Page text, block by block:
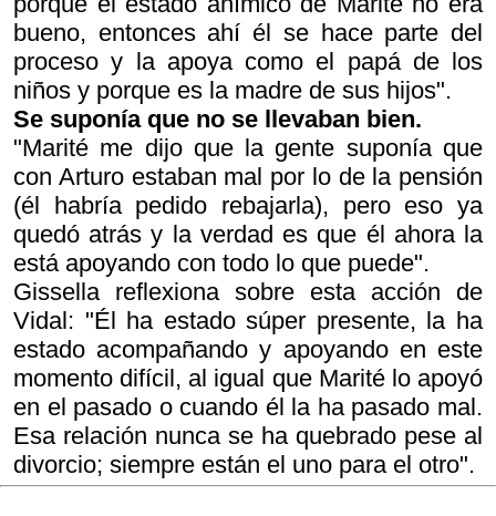
bueno, entonces ahí él se hace parte del
proceso y la apoya como el papá de los
niños y porque es la madre de sus hijos".
Se suponía que no se llevaban bien.
"Marité me dijo que la gente suponía que
con Arturo estaban mal por lo de la pensión
(él habría pedido rebajarla), pero eso ya
quedó atrás y la verdad es que él ahora la
está apoyando con todo lo que puede".
Gissella reflexiona sobre esta acción de
Vidal: "Él ha estado súper presente, la ha
estado acompañando y apoyando en este
momento difícil, al igual que Marité lo apoyó
en el pasado o cuando él la ha pasado mal.
Esa relación nunca se ha quebrado pese al
divorcio; siempre están el uno para el otro".